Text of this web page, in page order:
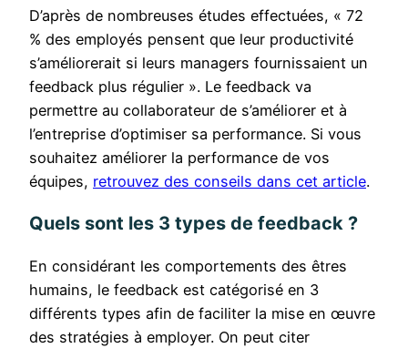
D’après de nombreuses études effectuées, « 72
% des employés pensent que leur productivité
s’améliorerait si leurs managers fournissaient un
feedback plus régulier ». Le feedback va
permettre au collaborateur de s’améliorer et à
l’entreprise d’optimiser sa performance. Si vous
souhaitez améliorer la performance de vos
équipes, retrouvez des conseils dans cet article.
Quels sont les 3 types de feedback ?
En considérant les comportements des êtres
humains, le feedback est catégorisé en 3
différents types afin de faciliter la mise en œuvre
des stratégies à employer. On peut citer